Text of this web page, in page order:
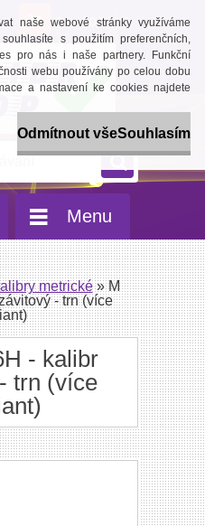
naše webové stránky využíváme
s použitím preferenčních,
pro nás i naše partnery. Funkční
webu používány po celou dobu
a nastavení ke cookies najdete
Odmítnout všeSouhlasím
0 ks / 0,00 Kč
Menu
metrické » M
- trn (více
- kalibr
trn (více